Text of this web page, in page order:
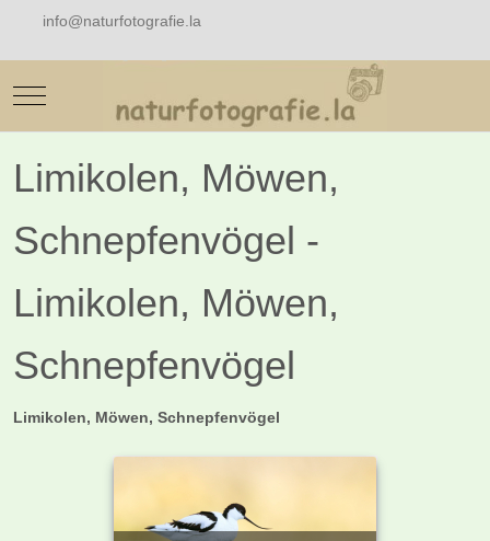
info@naturfotografie.la
Mobile Menu Toggle
Limikolen, Möwen,
Schnepfenvögel -
Limikolen, Möwen,
Schnepfenvögel
Limikolen, Möwen, Schnepfenvögel